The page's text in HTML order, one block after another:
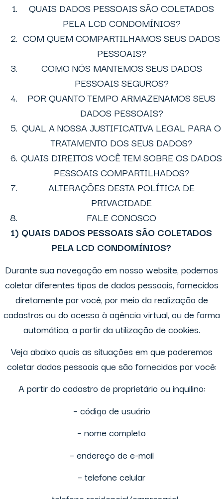
QUAIS DADOS PESSOAIS SÃO COLETADOS
PELA LCD CONDOMÍNIOS?
COM QUEM COMPARTILHAMOS SEUS DADOS
PESSOAIS?
COMO NÓS MANTEMOS SEUS DADOS
PESSOAIS SEGUROS?
POR QUANTO TEMPO ARMAZENAMOS SEUS
DADOS PESSOAIS?
QUAL A NOSSA JUSTIFICATIVA LEGAL PARA O
TRATAMENTO DOS SEUS DADOS?
QUAIS DIREITOS VOCÊ TEM SOBRE OS DADOS
PESSOAIS COMPARTILHADOS?
ALTERAÇÕES DESTA POLÍTICA DE
PRIVACIDADE
FALE CONOSCO
1) QUAIS DADOS PESSOAIS SÃO COLETADOS
PELA LCD CONDOMÍNIOS?
Durante sua navegação em nosso website, podemos
coletar diferentes tipos de dados pessoais, fornecidos
diretamente por você, por meio da realização de
cadastros ou do acesso à agência virtual, ou de forma
automática, a partir da utilização de cookies.
Veja abaixo quais as situações em que poderemos
coletar dados pessoais que são fornecidos por você:
A partir do cadastro de proprietário ou inquilino:
– código de usuário
– nome completo
– endereço de e-mail
– telefone celular